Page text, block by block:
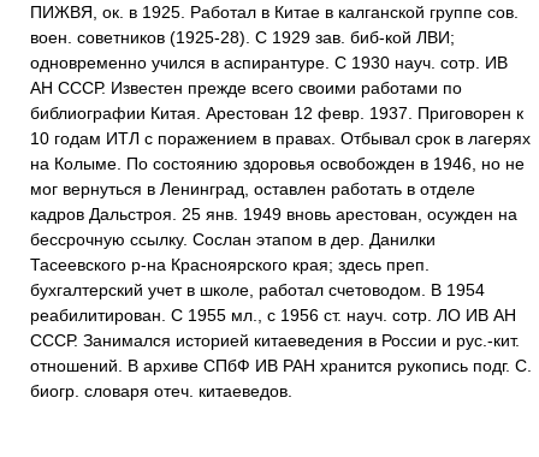
ПИЖВЯ, ок. в 1925. Работал в Китае в калганской группе сов.
воен. советников (1925-28). С 1929 зав. биб-кой ЛВИ;
одновременно учился в аспирантуре. С 1930 науч. сотр. ИВ
АН СССР. Известен прежде всего своими работами по
библиографии Китая. Арестован 12 февр. 1937. Приговорен к
10 годам ИТЛ с поражением в правах. Отбывал срок в лагерях
на Колыме. По состоянию здоровья освобожден в 1946, но не
мог вернуться в Ленинград, оставлен работать в отделе
кадров Дальстроя. 25 янв. 1949 вновь арестован, осужден на
бессрочную ссылку. Сослан этапом в дер. Данилки
Тасеевского р-на Красноярского края; здесь преп.
бухгалтерский учет в школе, работал счетоводом. В 1954
реабилитирован. С 1955 мл., с 1956 ст. науч. сотр. ЛО ИВ АН
СССР. Занимался историей китаеведения в России и рус.-кит.
отношений. В архиве СПбФ ИВ РАН хранится рукопись подг. С.
биогр. словаря отеч. китаеведов.